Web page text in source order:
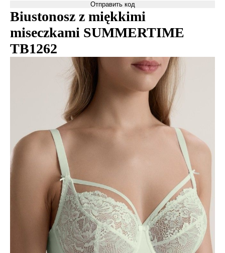
Отправить код
Biustonosz z miękkimi
miseczkami SUMMERTIME
TB1262